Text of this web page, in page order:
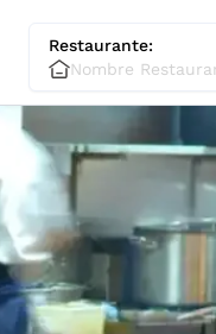
Restaurante: